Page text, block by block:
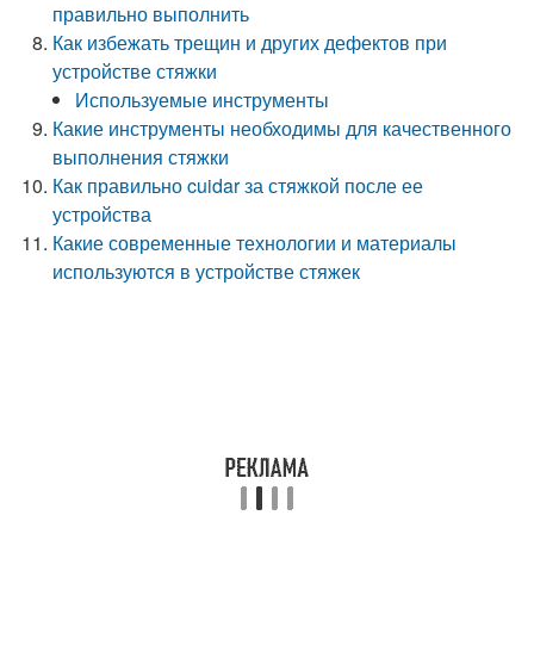
правильно выполнить
Как избежать трещин и других дефектов при
устройстве стяжки
Используемые инструменты
Какие инструменты необходимы для качественного
выполнения стяжки
Как правильно cuidar за стяжкой после ее
устройства
Какие современные технологии и материалы
используются в устройстве стяжек